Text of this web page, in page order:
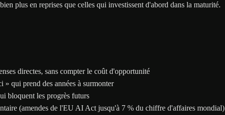
plus en reprises que celles qui investissent d'abord dans la maturité.
directes, sans compter le coût d'opportunité
qui prend des années à surmonter
bloquent les progrès futurs
(amendes de l'EU AI Act jusqu'à 7 % du chiffre d'affaires mondial)